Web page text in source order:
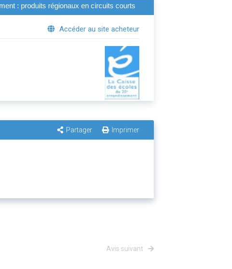
: produits régionaux en circuits courts
Accéder au site acheteur
Partager Imprimer
Avis suivant